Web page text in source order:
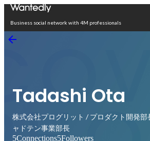
Business social network with 4M professionals
Tadashi Ota
株式会社プログリット / プロダクト開発部
ャドテン事業部長
5Connections5Followers